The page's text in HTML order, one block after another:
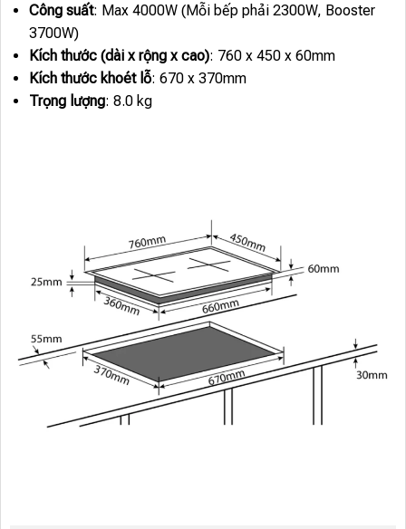
Công suất: Max 4000W (Mỗi bếp phải 2300W, Booster
3700W)
Kích thước (dài x rộng x cao): 760 x 450 x 60mm
Kích thước khoét lỗ: 670 x 370mm
Trọng lượng: 8.0 kg